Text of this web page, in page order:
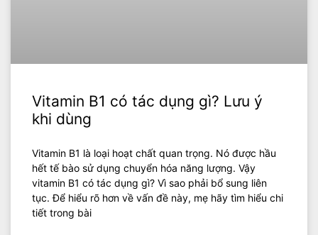
Vitamin B1 có tác dụng gì? Lưu ý
khi dùng
Vitamin B1 là loại hoạt chất quan trọng. Nó được hầu
hết tế bào sử dụng chuyển hóa năng lượng. Vậy
vitamin B1 có tác dụng gì? Vì sao phải bổ sung liên
tục. Để hiểu rõ hơn về vấn đề này, mẹ hãy tìm hiểu chi
tiết trong bài